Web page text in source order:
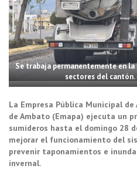
Se trabaja permanentemente en
sectores del
La Empresa Pública Municipal
de Ambato (Emapa) ejecuta un
sumideros hasta el domingo 28
mejorar el funcionamiento del
prevenir taponamientos e
invernal.